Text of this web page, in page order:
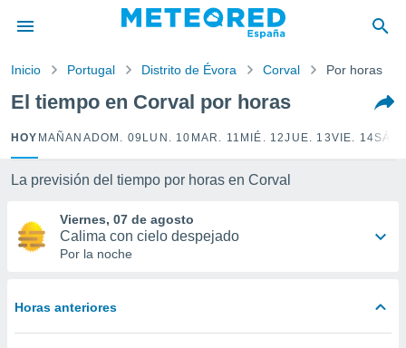
por
para
que se
calidad.
a este
y
digital
Inicio Portugal Distrito de Évora Corval Por horas
El tiempo en Corval por horas
HOY MAÑANA DOM. 09 LUN. 10 MAR. 11 MIÉ. 12JUE. 13VIE. 14
La previsión del tiempo por horas en Corval
Viernes, 07 de agosto
Calima con cielo despejado
Por la noche
Horas anteriores